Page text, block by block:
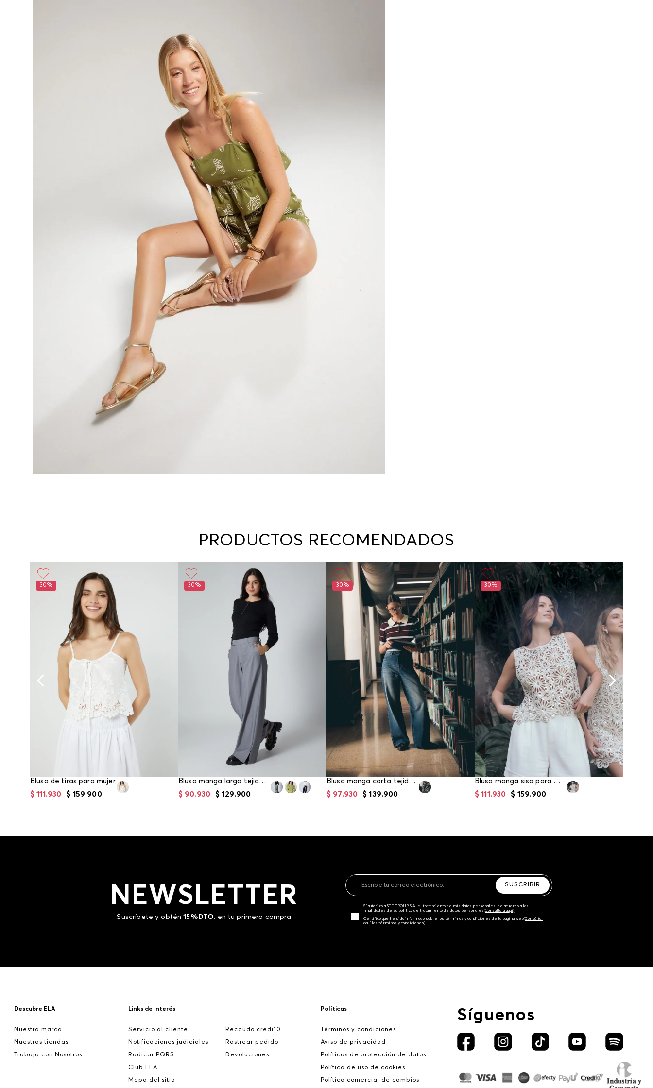
PRODUCTOS RECOMENDADOS
30%
Blusa de tiras para mujer
$ 159.900
$ 111 .930
30%
Blusa manga larga tejida para mujer
$ 129.900
$ 90.930
30%
Blusa manga corta tejida para mujer
$ 139.900
$ 97.930
30%
Blusa manga sisa para mujer
$ 159.900
$ 111 .930
NEWSLETTER
Suscríbete y obtén15%DTO. en tu primera compra
SUSCRIBIR
Sí autorizo a STF GROUP S.A. el tratamiento de mis datos personales, de acuerdo a las
finalidades de su política de tratamiento de datos personales‎(Consúltala aquí)
Certifico que he sido informado sobre los términos y condiciones de la página web‎(Consúltal
aquí los términos y condiciones)
Síguenos
Descubre ELA
Nuestra marca
Nuestras tiendas
Trabaja con Nosotros
Links de interés
Servicio al cliente
Notificaciones judiciales
Radicar PQRS
Club ELA
Mapa del sitio
Recaudo credi10
Rastrear pedido
Devoluciones
Políticas
Términos y condiciones
Aviso de privacidad
Políticas de protección de datos
Política de uso de cookies
Política comercial de cambios